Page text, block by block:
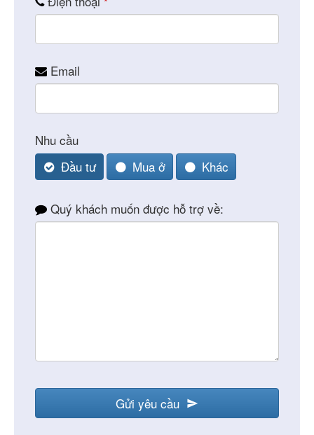
Email
Email
Nhu cầu
Đầu tư
Mua ở Khác
Quý khách muốn được hỗ trợ về:
Gửi yêu cầu